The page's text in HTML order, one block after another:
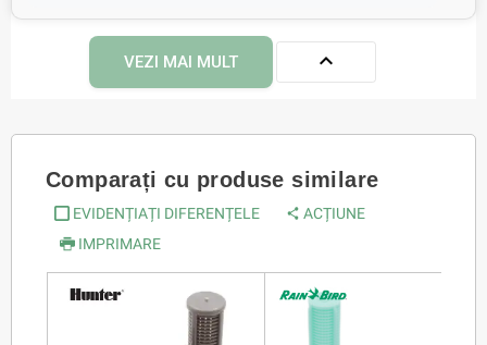
VEZI MAI MULT 
Comparați cu produse similare
EVIDENȚIAȚI DIFERENȚELE
ACȚIUNE
IMPRIMARE